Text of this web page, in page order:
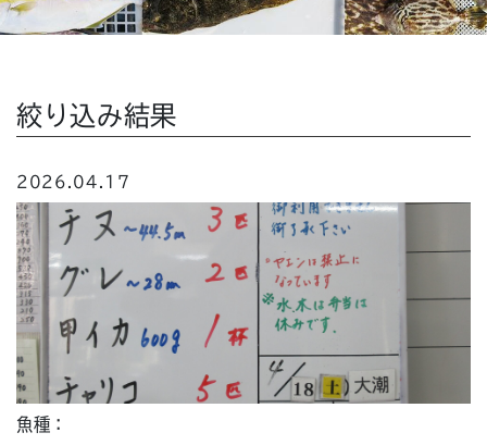
絞り込み結果
2026.04.17
魚種：